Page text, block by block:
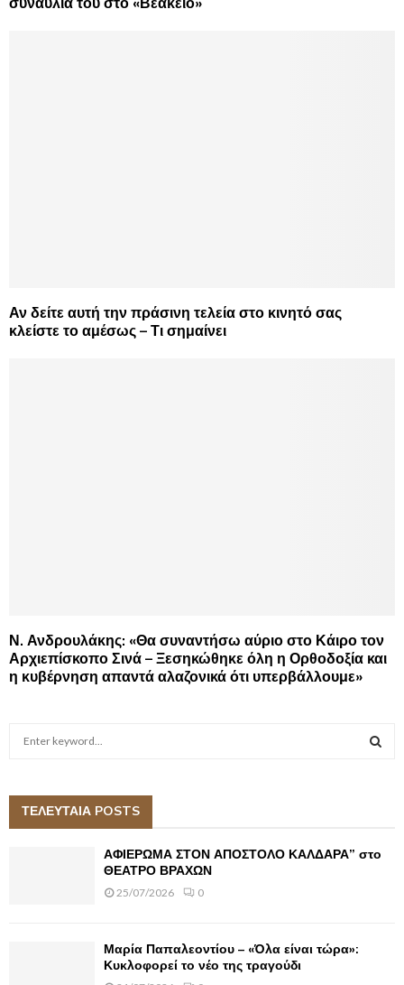
Αν δείτε αυτή την πράσινη τελεία στο κινητό σας
κλείστε το αμέσως – Τι σημαίνει
Ν. Ανδρουλάκης: «Θα συναντήσω αύριο στο Κάιρο τον
Αρχιεπίσκοπο Σινά – Ξεσηκώθηκε όλη η Ορθοδοξία και
η κυβέρνηση απαντά αλαζονικά ότι υπερβάλλουμε»
h
A
ΤΕΛΕΥΤΑΙΑ POSTS
ΑΦΙΕΡΩΜΑ ΣΤΟΝ ΑΠΟΣΤΟΛΟ ΚΑΛΔΑΡΑ” στο
ΘΕΑΤΡΟ ΒΡΑΧΩΝ
25/07/2026 0
Μαρία Παπαλεοντίου – «Όλα είναι τώρα»:
Κυκλοφορεί το νέο της τραγούδι